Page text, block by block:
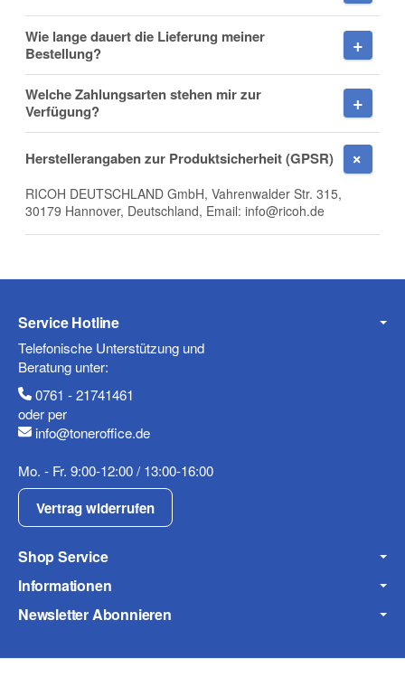
Firma
Mobiltelefon
Frage zum Artikel
Ihre Frage
Wie lange dauert die Lieferung meiner
Bestellung?
Welche Zahlungsarten stehen mir zur
Verfügung?
Herstellerangaben zur Produktsicherheit (GPSR)
RICOH DEUTSCHLAND GmbH, Vahrenwalder Str. 315,
30179 Hannover, Deutschland, Email: info@ricoh.de
Service Hotline
Telefonische Unterstützung und
Beratung unter:
0761 - 21741461
oder per
info@toneroffice.de
Mo. - Fr. 9:00-12:00 / 13:00-16:00
Vertrag widerrufen
Shop Service
Informationen
Newsletter Abonnieren